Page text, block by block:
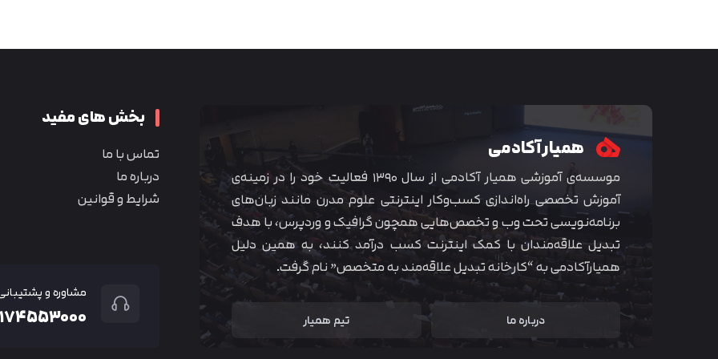
همیار آکادمی
موسسه‌ی آموزشی همیار آکادمی از سال ۱۳۹۰ فعالیت خود را در زمینه‌ی
آموزش تخصصی راه‌اندازی کسب‌و‌کار اینترنتی علوم مدرن مانند زبان‌های
برنامه‌نویسی تحت وب و تخصص‌هایی همچون گرافیک و وردپرس، با هدف
تبدیل علاقه‌مندان با کمک اینترنت کسب درآمد کنند، به همین دلیل
همیارآکادمی به “کارخانه تبدیل علاقه‌مند به متخصص” نام گرفت.
درباره ما تیم همیار
بخش های مفید
تماس با ما
درباره ما
شرایط و قوانین
مشاوره و
متوجه شدم